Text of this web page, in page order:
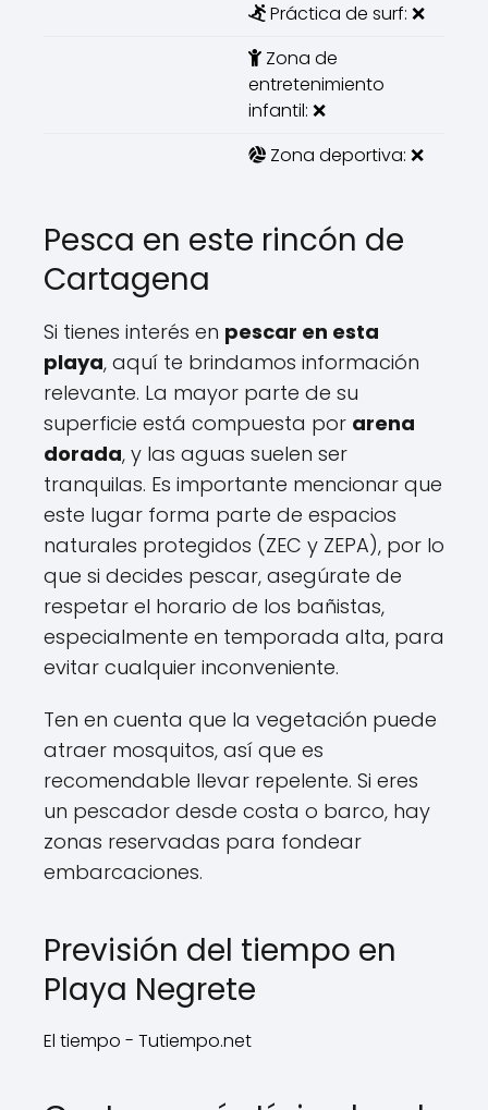
Práctica de surf: ❌
Zona de
entretenimiento
infantil: ❌
Zona deportiva: ❌
Pesca en este rincón de
Cartagena
Si tienes interés en pescar en esta
playa, aquí te brindamos información
relevante. La mayor parte de su
superficie está compuesta por arena
dorada, y las aguas suelen ser
tranquilas. Es importante mencionar que
este lugar forma parte de espacios
naturales protegidos (ZEC y ZEPA), por lo
que si decides pescar, asegúrate de
respetar el horario de los bañistas,
especialmente en temporada alta, para
evitar cualquier inconveniente.
Ten en cuenta que la vegetación puede
atraer mosquitos, así que es
recomendable llevar repelente. Si eres
un pescador desde costa o barco, hay
zonas reservadas para fondear
embarcaciones.
Previsión del tiempo en
Playa Negrete
El tiempo - Tutiempo.net